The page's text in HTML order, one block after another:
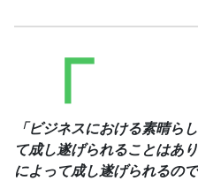
「ビジネスにおける素晴ら
て成し遂げられることはあ
によって成し遂げられるので